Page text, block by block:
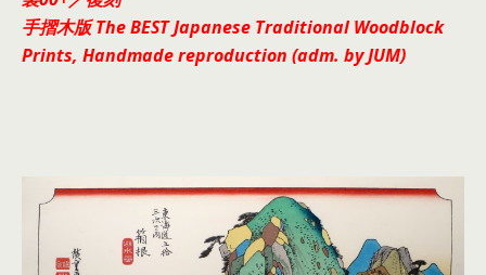
手摺木版 The BEST Japanese Traditional Woodblock
Prints, Handmade reproduction (adm. by JUM)